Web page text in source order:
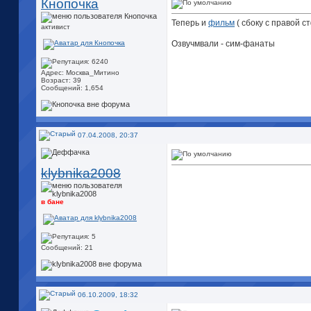
Кнопочка
активист
Адрес: Москва_Митино
Возраст: 39
Сообщений: 1,654
Теперь и фильм ( сбоку с правой
Озвучмвали - сим-фанаты
07.04.2008, 20:37
klybnika2008
в бане
Сообщений: 21
06.10.2009, 18:32